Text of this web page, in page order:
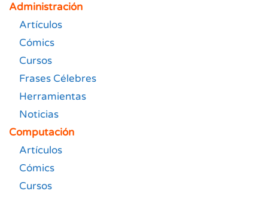
Administración
Artículos
Cómics
Cursos
Frases Célebres
Herramientas
Noticias
Computación
Artículos
Cómics
Cursos